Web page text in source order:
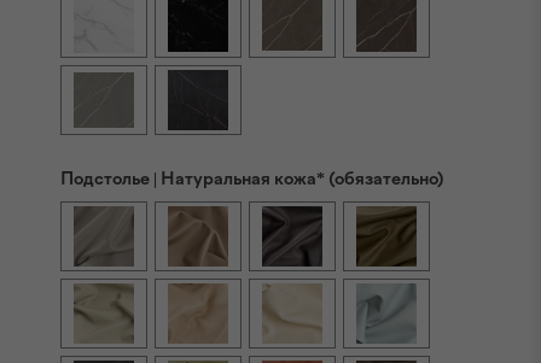
Подстолье | Натуральная кожа* (обязательно)